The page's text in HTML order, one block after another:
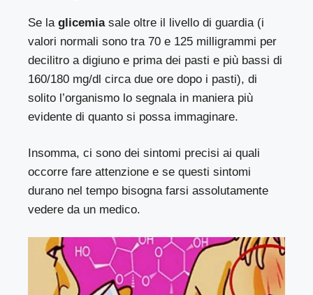
Se laglicemiasale oltre il livello di guardia (i
valori normali sono tra 70 e 125 milligrammi per
decilitro a digiuno e prima dei pasti e più bassi di
160/180 mg/dl circa due ore dopo i pasti), di
solito l’organismo lo segnala in maniera più
evidente di quanto si possa immaginare.
Insomma, ci sono dei sintomi precisi ai quali
occorre fare attenzione e se questi sintomi
durano nel tempo bisogna farsi assolutamente
vedere da un medico.